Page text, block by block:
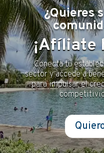
¿Quieres
¡Afíliate
Conecta tu
sector y accede a
para impulsar el